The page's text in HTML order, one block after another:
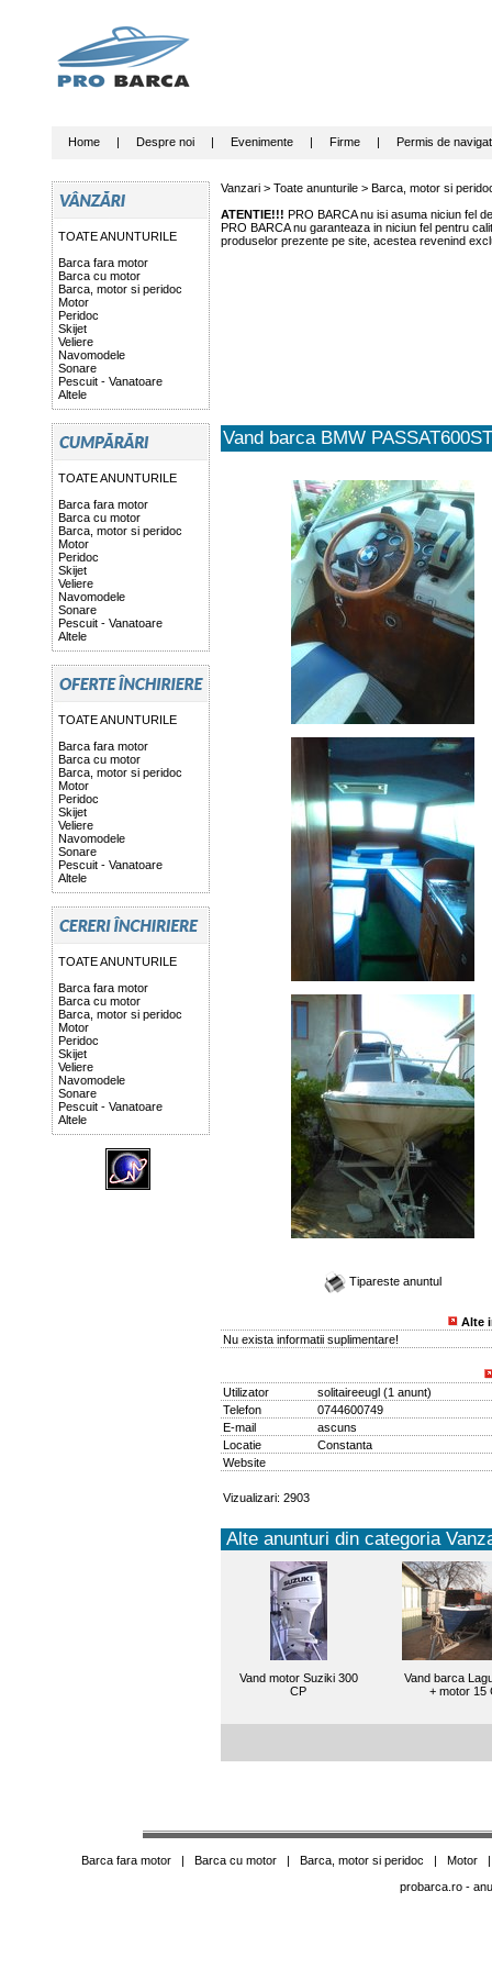
Home| Despre noi| Evenimente| Firme| Permis de
TOATE ANUNTURILE
Barca fara motor
Barca cu motor
Barca, motor si peridoc
Motor
Peridoc
Skijet
Veliere
Navomodele
Sonare
Pescuit - Vanatoare
Altele
TOATE ANUNTURILE
Barca fara motor
Barca cu motor
Barca, motor si peridoc
Motor
Peridoc
Skijet
Veliere
Navomodele
Sonare
Pescuit - Vanatoare
Altele
TOATE ANUNTURILE
Barca fara motor
Barca cu motor
Barca, motor si peridoc
Motor
Peridoc
Skijet
Veliere
Navomodele
Sonare
Pescuit - Vanatoare
Altele
TOATE ANUNTURILE
Barca fara motor
Barca cu motor
Barca, motor si peridoc
Motor
Peridoc
Skijet
Veliere
Navomodele
Sonare
Pescuit - Vanatoare
Altele
Vanzari > Toate anunturile> Barca, motor si
ATENTIE!!! PRO BARCA nu isi asuma niciun fel
PRO BARCA nu garanteaza in niciun fel pentru
produselor prezente pe site, acestea revenind
Vand barca BMW
Tipareste anuntul
Alte
Nu exista informatii suplimentare!
Utilizator solitaireeugl(1 anunt)
Telefon
0744600749
E-mail
ascuns
Locatie
Constanta
Website
Vizualizari: 2903
Alte anunturi din categoria
Vand motor Suziki 300
CP
Vand barca
+ motor 15
Barca fara motor| Barca cu motor| Barca, motor si peridoc | Motor
probarca.ro-